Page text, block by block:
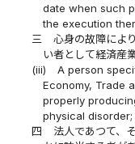
date when such
the execution
三
心身の故障によ
い者として経済産
(iii)
A person
Economy, Trade
properly
physical disorder;
四
法人であつて、